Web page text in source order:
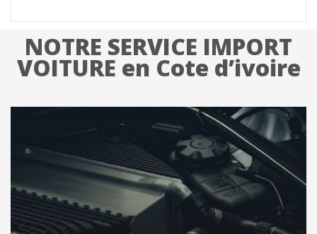
NOTRE SERVICE IMPORT
VOITURE en Cote d’ivoire